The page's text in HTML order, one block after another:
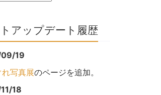
アップデート履歴
19
写真展のページを追加。
18